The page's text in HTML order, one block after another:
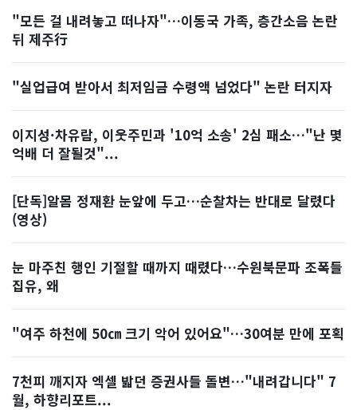
"모든 걸 내려놓고 떠나자"…이동국 가족, 층간소음 논란
뒤 제주行
"실업급여 받아서 최저임금 수령액 넘었다" 논란 터지자
이지성·차유람, 이웃주민과 '10억 소송' 2심 패소…"난 몇
억배 더 잘될것"...
[단독]알몸 정재환 눈앞에 두고…순찰차는 반대로 달렸다
(영상)
눈 마주친 행인 기절할 때까지 때렸다…수원북문파 조폭들
집유, 왜
"여주 하천에 50㎝ 크기 악어 있어요"…30여분 만에 포획
7천피 깨지자 엑셀 밟던 증권사들 돌변…"내려갑니다" 7
월, 하향리포트...